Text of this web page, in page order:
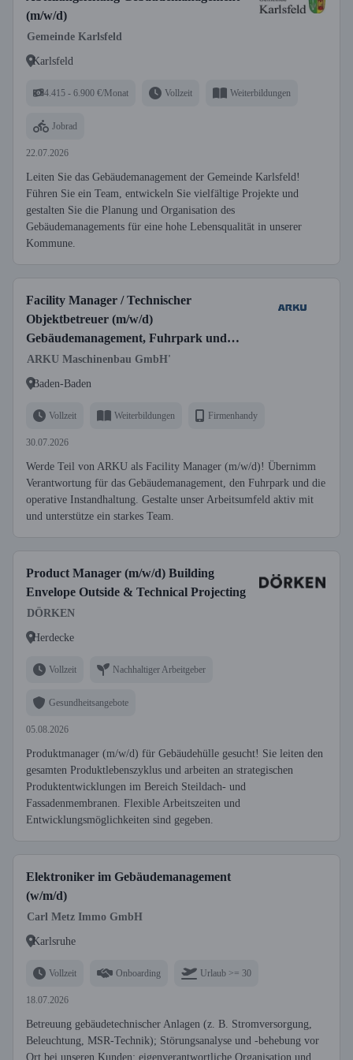
(m/w/d)
Gemeinde Karlsfeld
Karlsfeld
4.415 - 6.900 €/Monat Vollzeit Weiterbildungen
Jobrad
22.07.2026
Leiten Sie das Gebäudemanagement der Gemeinde Karlsfeld!
Führen Sie ein Team, entwickeln Sie vielfältige Projekte und
gestalten Sie die Planung und Organisation des
Gebäudemanagements für eine hohe Lebensqualität in unserer
Kommune.
Facility Manager / Technischer
Objektbetreuer (m/w/d)
Gebäudemanagement, Fuhrpark und
operative Instandhaltung
ARKU Maschinenbau GmbH'
Baden-Baden
Vollzeit Weiterbildungen Firmenhandy
30.07.2026
Werde Teil von ARKU als Facility Manager (m/w/d)! Übernimm
Verantwortung für das Gebäudemanagement, den Fuhrpark und die
operative Instandhaltung. Gestalte unser Arbeitsumfeld aktiv mit
und unterstütze ein starkes Team.
Product Manager (m/w/d) Building
Envelope Outside & Technical Projecting
DÖRKEN
Herdecke
Vollzeit Nachhaltiger Arbeitgeber
Gesundheitsangebote
05.08.2026
Produktmanager (m/w/d) für Gebäudehülle gesucht! Sie leiten den
gesamten Produktlebenszyklus und arbeiten an strategischen
Produktentwicklungen im Bereich Steildach- und
Fassadenmembranen. Flexible Arbeitszeiten und
Entwicklungsmöglichkeiten sind gegeben.
Elektroniker im Gebäudemanagement
(w/m/d)
Carl Metz Immo GmbH
Karlsruhe
Vollzeit Onboarding Urlaub >= 30
18.07.2026
Betreuung gebäudetechnischer Anlagen (z. B. Stromversorgung,
Beleuchtung, MSR-Technik); Störungsanalyse und -behebung vor
Ort bei unseren Kunden; eigenverantwortliche Organisation und